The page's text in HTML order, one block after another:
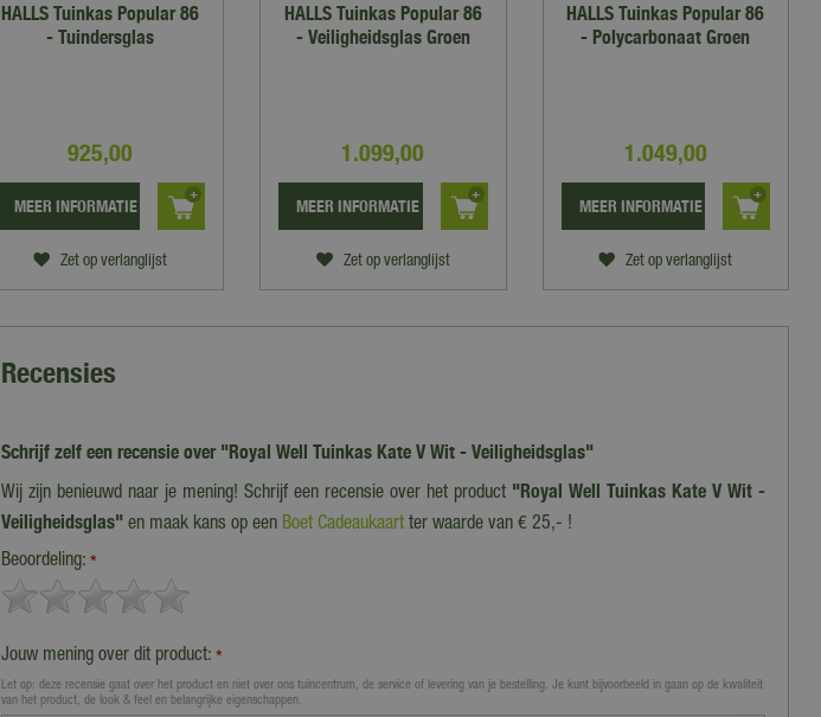
HALLS Tuinkas Popular 86
- Tuindersglas
925,00
Zet op verlanglijst
MEER INFORMATIE
HALLS Tuinkas Popular 86
- Veiligheidsglas Groen
1.099,00
Zet op verlanglijst
MEER INFORMATIE
HALLS Tuinkas Popular 86
- Polycarbonaat Groen
1.049,00
Zet op verlanglijst
MEER INFORMATIE
Recensies
Schrijf zelf een recensie over "Royal Well Tuinkas Kate V Wit - Veiligheidsglas"
Wij zijn benieuwd naar je mening! Schrijf een recensie over het product "Royal Well Tuinkas Kate V Wit -
Veiligheidsglas"en maak kans op een Boet Cadeaukaartter waarde van € 25,- !
Beoordeling: *
Jouw mening over dit product: *
Let op: deze recensie gaat over het product en niet over ons tuincentrum, de service of levering van je bestelling. Je kunt bijvoorbeeld in gaan op de kwaliteit
van het product, de look & feel en belangrijke eigenschappen.